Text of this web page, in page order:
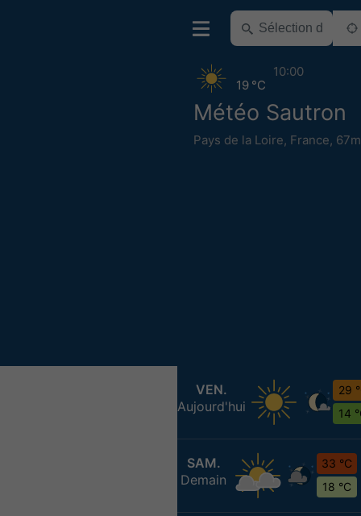
Météo Sautron
Pays de la Loire, France,
19 °C
10:00
VEN.
Aujourd'hui
29
14
SAM.
Demain
33 °C
18 °C